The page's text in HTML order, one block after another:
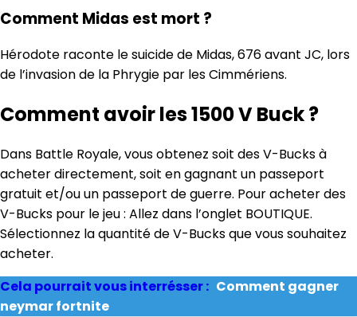
Comment Midas est mort ?
Hérodote raconte le suicide de Midas, 676 avant JC, lors
de l’invasion de la Phrygie par les Cimmériens.
Comment avoir les 1500 V Buck ?
Dans Battle Royale, vous obtenez soit des V-Bucks à
acheter directement, soit en gagnant un passeport
gratuit et/ou un passeport de guerre. Pour acheter des
V-Bucks pour le jeu : Allez dans l’onglet BOUTIQUE.
Sélectionnez la quantité de V-Bucks que vous souhaitez
acheter.
Cela pourrait vous interrésser : Comment gagner
neymar fortnite